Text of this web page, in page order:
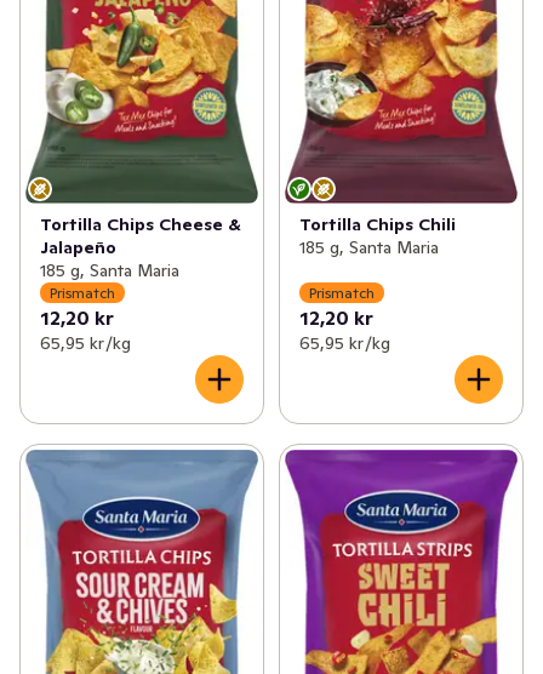
Tortilla Chips Cheese &
Jalapeño
185 g, Santa Maria
Prismatch
12,20 kr
65,95 kr /kg
Tortilla Chips Chili
185 g, Santa Maria
Prismatch
12,20 kr
65,95 kr /kg